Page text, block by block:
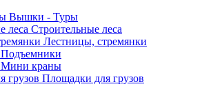
Вышки - Туры
Строительные леса
Лестницы, стремянки
Подъемники
Мини краны
Площадки для грузов